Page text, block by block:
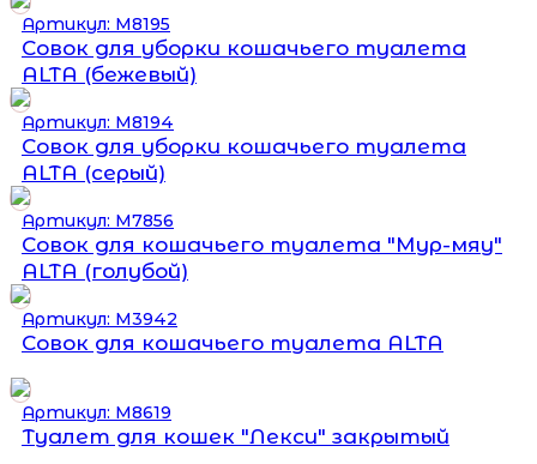
Артикул: М8195
Совок для уборки кошачьего туалета
ALTA (бежевый)
Артикул: М8194
Совок для уборки кошачьего туалета
ALTA (серый)
Артикул: М7856
Совок для кошачьего туалета "Мур-мяу"
ALTA (голубой)
Артикул: М3942
Совок для кошачьего туалета ALTA
Артикул: М8619
Туалет для кошек "Лекси" закрытый